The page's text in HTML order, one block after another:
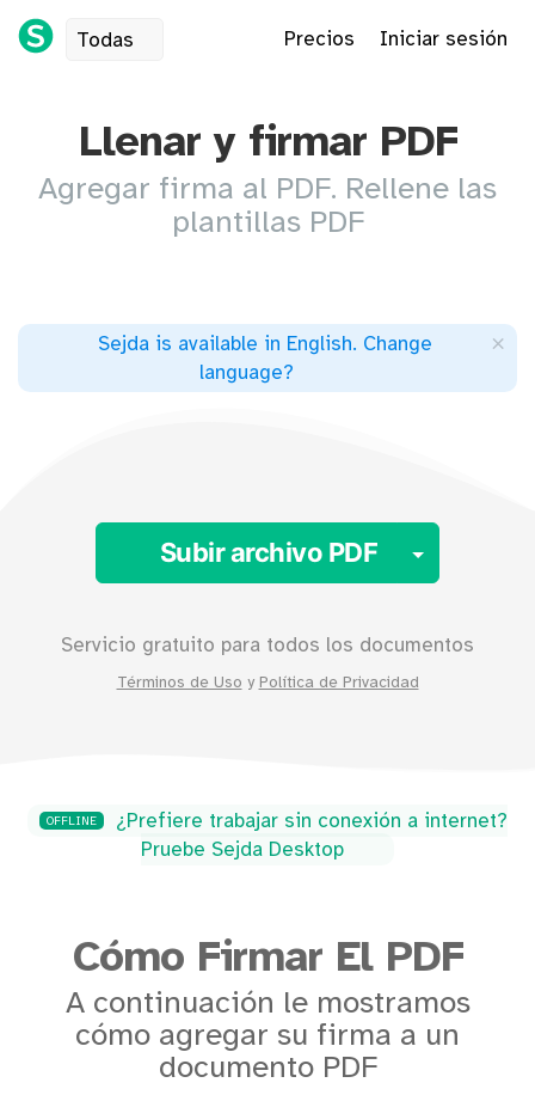
Todas Precios Iniciar sesión
Llenar y firmar PDF
Agregar firma al PDF. Rellene las
plantillas PDF
Sejda is available in English. Change
language?
×
Subir archivo PDF Toggle
Servicio gratuito para todos los documentos
Términos de Uso y Política de Privacidad
OFFLINE
¿Prefiere trabajar sin conexión a internet?
Pruebe Sejda Desktop
Cómo Firmar El PDF
A continuación le mostramos
cómo agregar su firma a un
documento PDF